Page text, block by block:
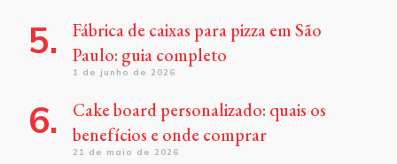
Fábrica de caixas para pizza em São
Paulo: guia completo
1 de junho de 2026
Cake board personalizado: quais os
benefícios e onde comprar
21 de maio de 2026